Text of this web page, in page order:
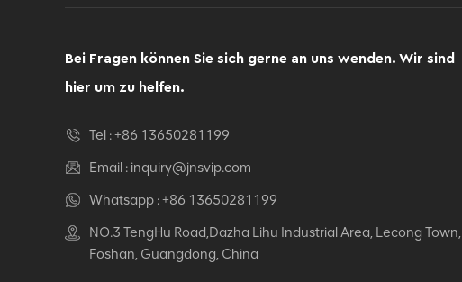
Bei Fragen können Sie sich gerne an uns wenden. Wir sind
hier um zu helfen.
Tel :+86 13650281199
Email : inquiry@jnsvip.com
Whatsapp :+86 13650281199
NO.3 TengHu Road,Dazha Lihu Industrial Area, Lecong Town,
Foshan, Guangdong, China